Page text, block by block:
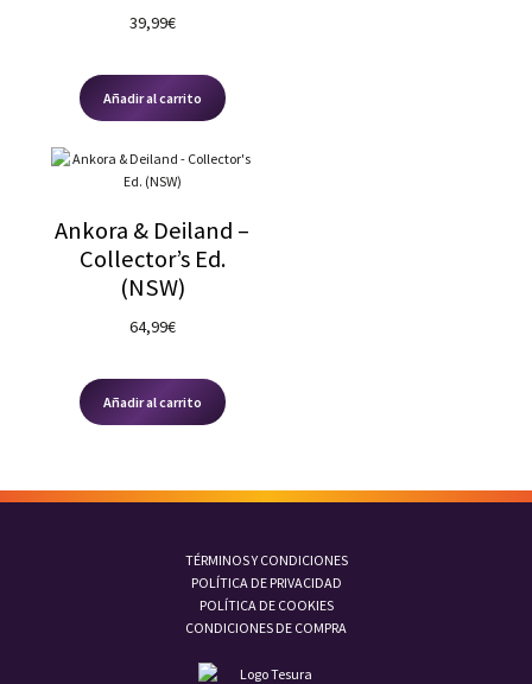
39,99€
Añadir al carrito
Ankora & Deiland –
Collector’s Ed.
(NSW)
64,99€
Añadir al carrito
TÉRMINOS Y CONDICIONES
POLÍTICA DE PRIVACIDAD
POLÍTICA DE COOKIES
CONDICIONES DE COMPRA